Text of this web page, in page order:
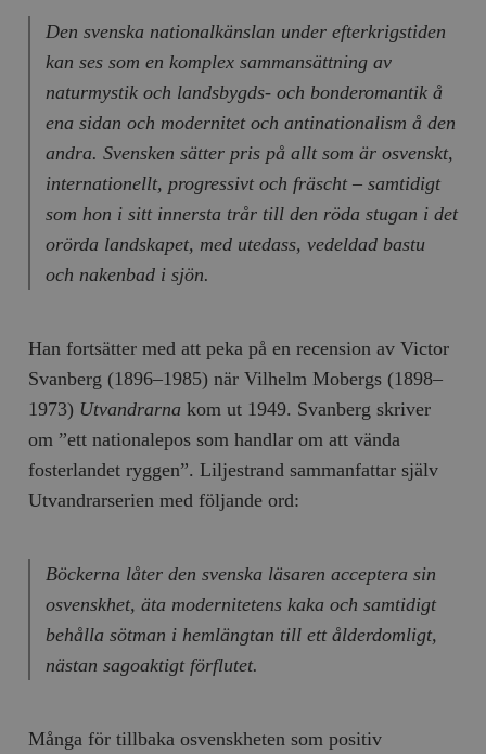
Den svenska nationalkänslan under efterkrigstiden
kan ses som en komplex sammansättning av
naturmystik och landsbygds- och bonderomantik å
ena sidan och modernitet och antinationalism å den
andra. Svensken sätter pris på allt som är osvenskt,
internationellt, progressivt och fräscht – samtidigt
som hon i sitt innersta trår till den röda stugan i det
orörda landskapet, med utedass, vedeldad bastu
och nakenbad i sjön.
Han fortsätter med att peka på en recension av Victor
Svanberg (1896–1985) när Vilhelm Mobergs (1898–
1973) Utvandrarna kom ut 1949. Svanberg skriver
om ”ett nationalepos som handlar om att vända
fosterlandet ryggen”. Liljestrand sammanfattar själv
Utvandrarserien med följande ord:
Böckerna låter den svenska läsaren acceptera sin
osvenskhet, äta modernitetens kaka och samtidigt
behålla sötman i hemlängtan till ett ålderdomligt,
nästan sagoaktigt förflutet.
Många för tillbaka osvenskheten som positiv